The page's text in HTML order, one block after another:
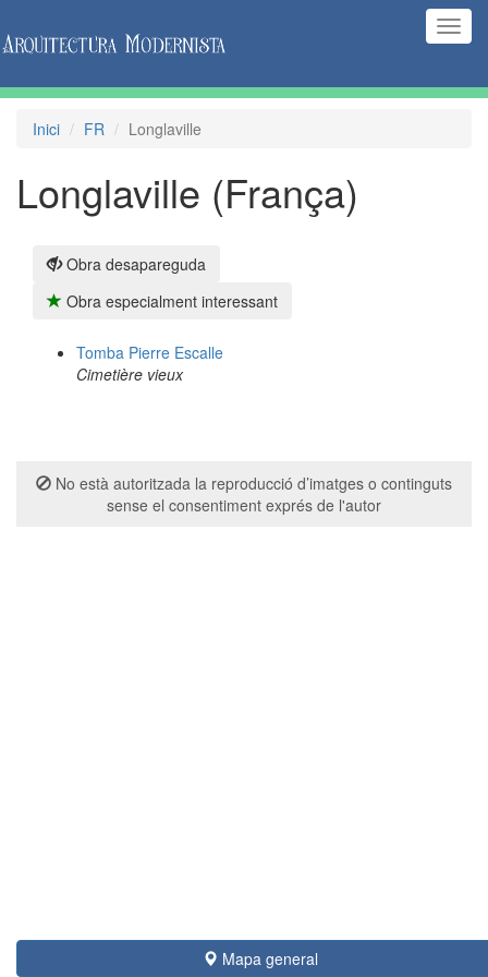
Inici FR Longlaville
Longlaville (França)
Obra desapareguda
Obra especialment interessant
Tomba Pierre Escalle
Cimetière vieux
Mapa general
No està autoritzada la reproducció d’imatges o continguts
sense el consentiment exprés de l'autor